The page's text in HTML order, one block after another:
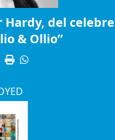
Hardy, del celebre
& Ollio”